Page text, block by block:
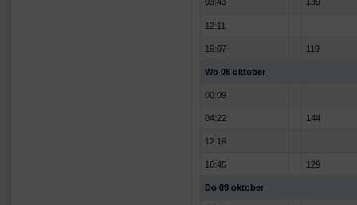
12:11
16:07 119
Wo 08 oktober
00:09
04:22 144
12:19
16:45 129
Do 09 oktober